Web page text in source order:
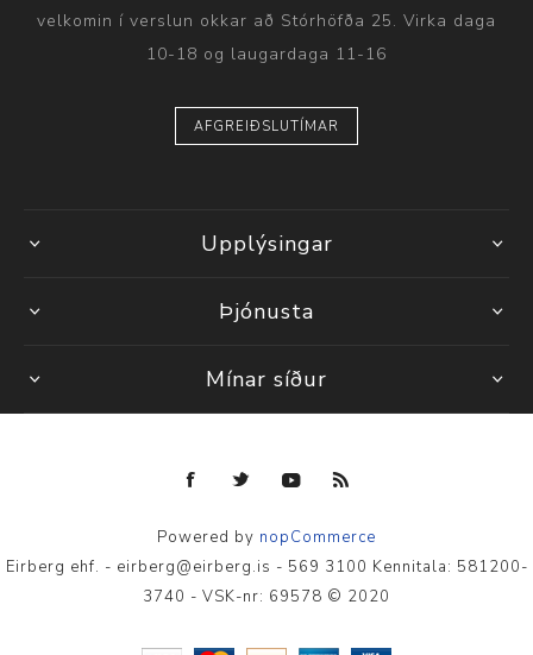
velkomin í verslun okkar að Stórhöfða 25. Virka daga
10-18 og laugardaga 11-16
AFGREIÐSLUTÍMAR
Upplýsingar
Þjónusta
Mínar síður
Powered by nopCommerce
Eirberg ehf. - eirberg@eirberg.is - 569 3100 Kennitala: 581200-
3740 - VSK-nr: 69578 © 2020